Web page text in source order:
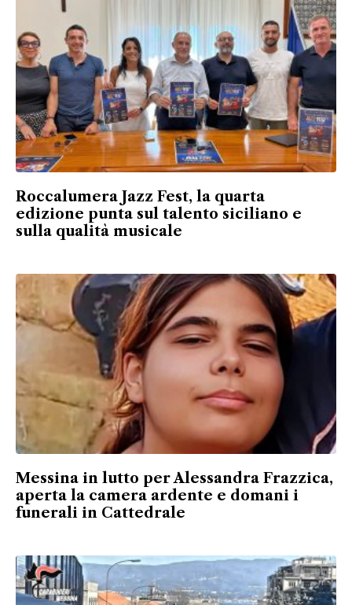
Roccalumera Jazz Fest, la quarta
edizione punta sul talento siciliano e
sulla qualità musicale
Messina in lutto per Alessandra Frazzica,
aperta la camera ardente e domani i
funerali in Cattedrale